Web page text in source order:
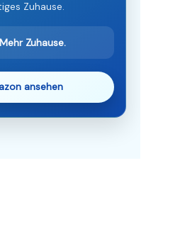
Zuhause.
Zuhause.
ansehen